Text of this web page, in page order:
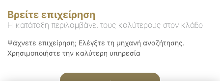
Βρείτε επιχείρηση
Η κατάταξη περιλαμβάνει τους καλύτερους στον κλάδο
Ψάχνετε επιχείρηση; Ελέγξτε τη μηχανή αναζήτησης.
Χρησιμοποιήστε την καλύτερη υπηρεσία